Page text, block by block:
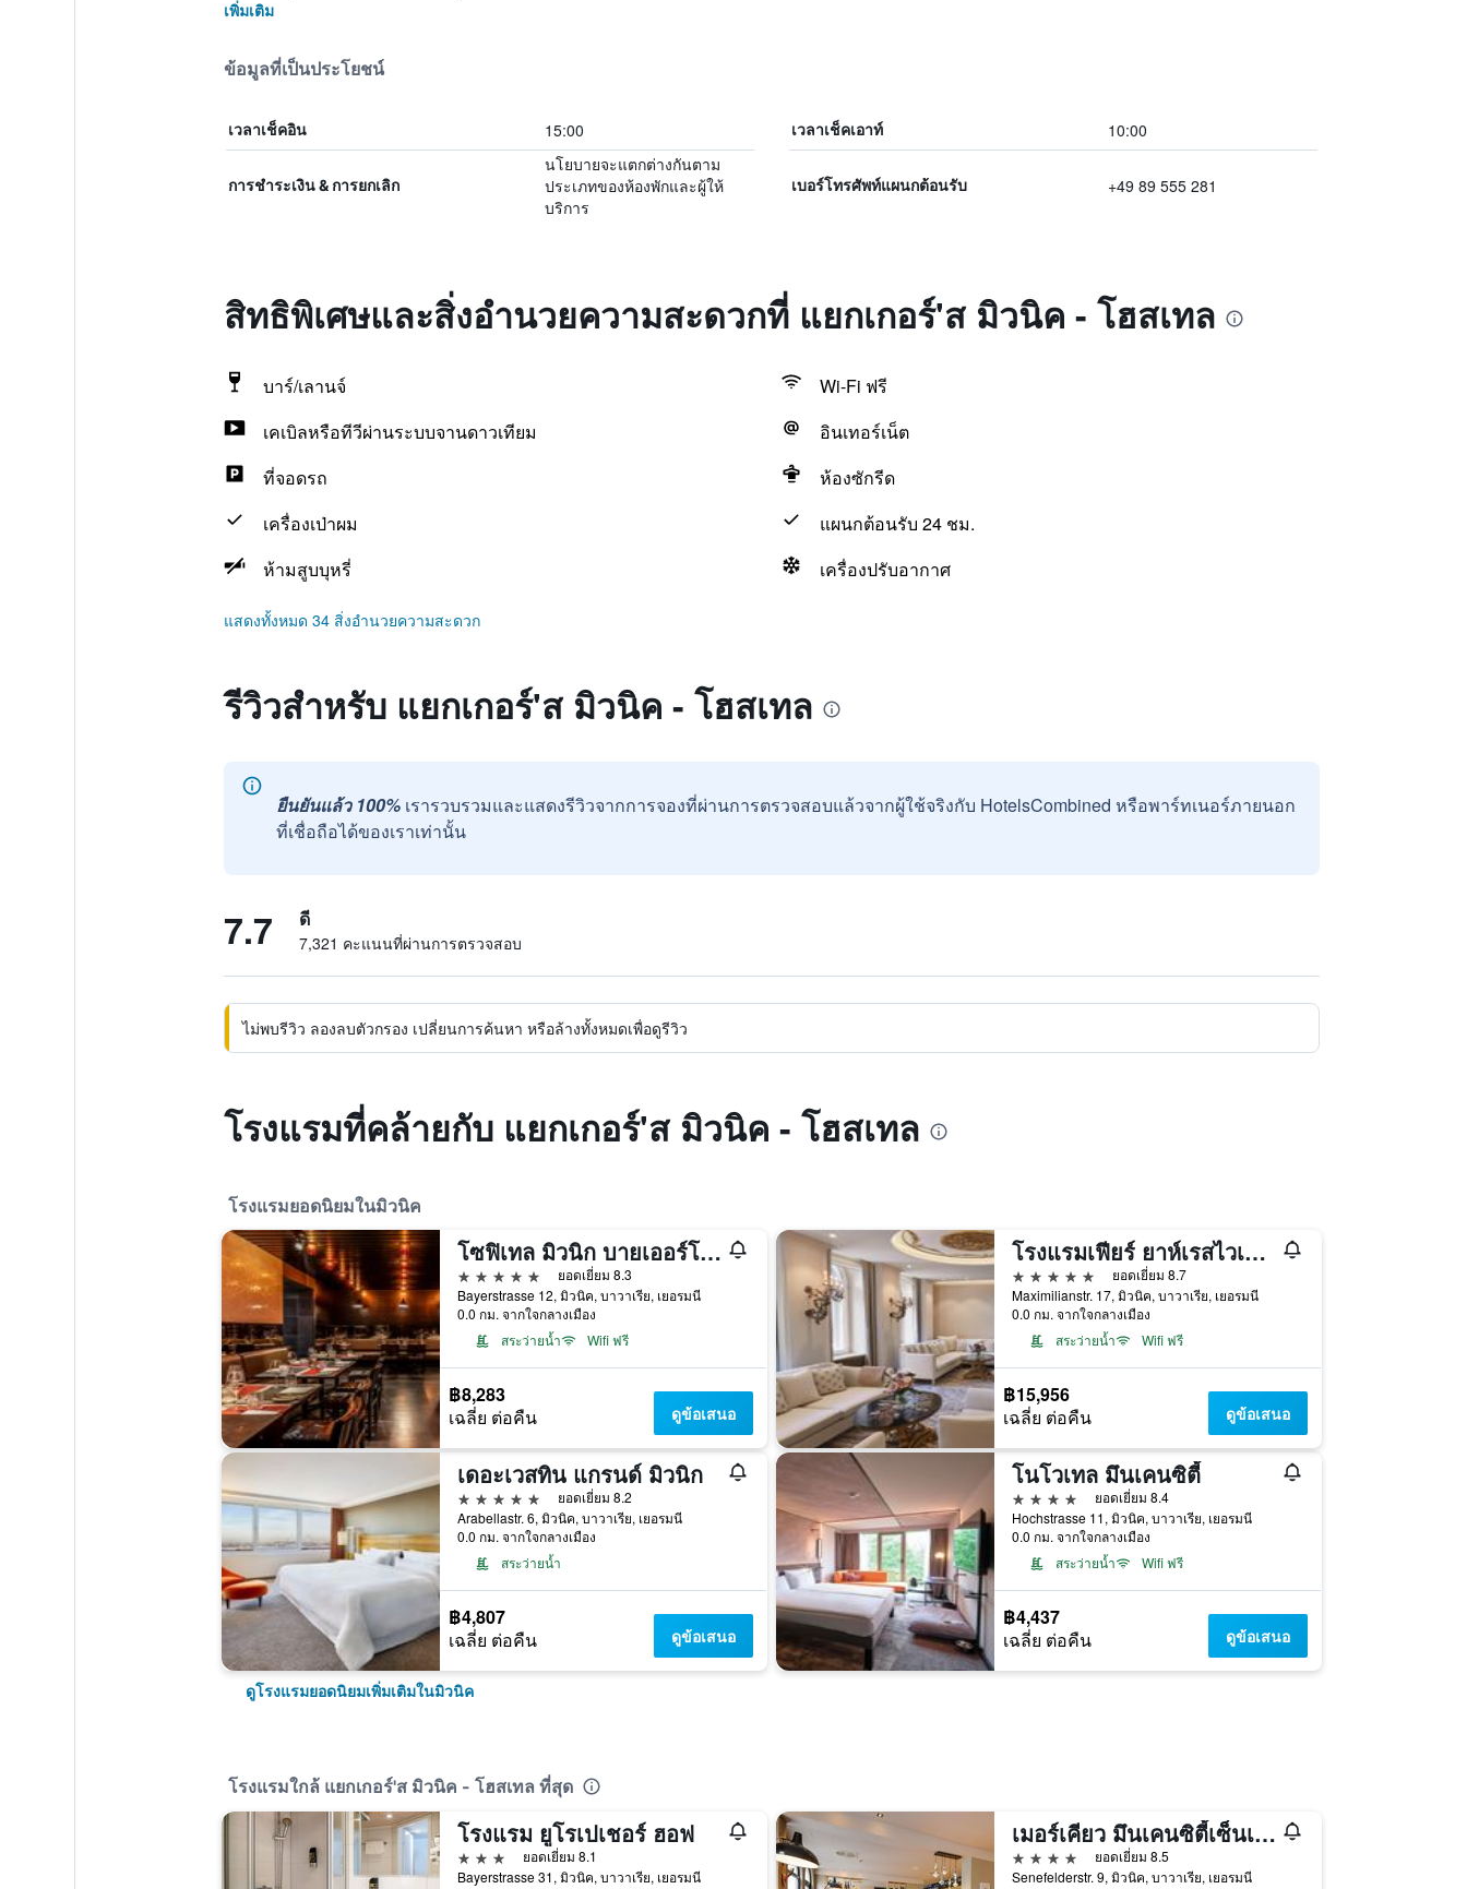
เพิ่มเติม
ข้อมูลที่เป็นประโยชน์
เวลาเช็คอิน 15:00 เวลาเช็คเอาท์ 10:00
การชำระเงิน & การยกเลิก
นโยบายจะแตกต่างกันตาม
ประเภทของห้องพักและผู้ให้
บริการ
เบอร์โทรศัพท์แผนกต้อนรับ +49 89 555 281
สิทธิพิเศษและสิ่งอำนวยความสะดวกที่ แยกเกอร์'ส มิวนิค - โฮสเทล
บาร์/เลานจ์
Wi-Fi ฟรี
เคเบิลหรือทีวีผ่านระบบจานดาวเทียม
อินเทอร์เน็ต
ที่จอดรถ
ห้องซักรีด
เครื่องเป่าผม
แผนกต้อนรับ 24 ชม.
ห้ามสูบบุหรี่
เครื่องปรับอากาศ
แสดงทั้งหมด 34 สิ่งอำนวยความสะดวก
รีวิวสำหรับ แยกเกอร์'ส มิวนิค - โฮสเทล
ยืนยันแล้ว 100% เรารวบรวมและแสดงรีวิวจากการจองที่ผ่านการตรวจสอบแล้วจากผู้ใช้จริงกับ HotelsCombined หรือพาร์ทเนอร์ภายนอก
ที่เชื่อถือได้ของเราเท่านั้น
7.7 ดี
7,321 คะแนนที่ผ่านการตรวจสอบ
ไม่พบรีวิว ลองลบตัวกรอง เปลี่ยนการค้นหา หรือล้างทั้งหมดเพื่อดูรีวิว
โรงแรมที่คล้ายกับ แยกเกอร์'ส มิวนิค - โฮสเทล
โรงแรมยอดนิยมในมิวนิค
โซฟิเทล มิวนิก บายเออร์โพสท์
5 ดาว
ยอดเยี่ยม 8.3
Bayerstrasse 12, มิวนิค, บาวาเรีย, เยอรมนี
0.0 กม. จากใจกลางเมือง
สระว่ายน้ำ
Wifi ฟรี
฿8,283
เฉลี่ย ต่อคืน ดูข้อเสนอ
โรงแรมเฟียร์ ยาห์เรสไวเทิน เคมปินสกี้ มึนเคน
5 ดาว
ยอดเยี่ยม 8.7
Maximilianstr. 17, มิวนิค, บาวาเรีย, เยอรมนี
0.0 กม. จากใจกลางเมือง
สระว่ายน้ำ
Wifi ฟรี
฿15,956
เฉลี่ย ต่อคืน ดูข้อเสนอ
เดอะเวสทิน แกรนด์ มิวนิก
5 ดาว
ยอดเยี่ยม 8.2
Arabellastr. 6, มิวนิค, บาวาเรีย, เยอรมนี
0.0 กม. จากใจกลางเมือง
สระว่ายน้ำ
฿4,807
เฉลี่ย ต่อคืน ดูข้อเสนอ
โนโวเทล มึนเคนซิตี้
4 ดาว
ยอดเยี่ยม 8.4
Hochstrasse 11, มิวนิค, บาวาเรีย, เยอรมนี
0.0 กม. จากใจกลางเมือง
สระว่ายน้ำ
Wifi ฟรี
฿4,437
เฉลี่ย ต่อคืน ดูข้อเสนอ
ดูโรงแรมยอดนิยมเพิ่มเติมในมิวนิค
โรงแรมใกล้ แยกเกอร์'ส มิวนิค - โฮสเทล ที่สุด
โรงแรม ยูโรเปเชอร์ ฮอฟ
3 ดาว
ยอดเยี่ยม 8.1
Bayerstrasse 31, มิวนิค, บาวาเรีย, เยอรมนี
เมอร์เคียว มึนเคนซิตี้เซ็นเตอร์
4 ดาว
ยอดเยี่ยม 8.5
Senefelderstr. 9, มิวนิค, บาวาเรีย, เยอรมนี